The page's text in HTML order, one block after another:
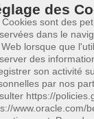
des
Cookies sont des
dans le
lorsque que
des
son activité
par nos
https://
www.oracle.com/
le
Les
belge
Les